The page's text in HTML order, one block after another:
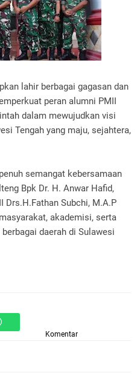
lahir berbagai gagasan dan
peran alumni PMII
dalam mewujudkan visi
Tengah yang maju, sejahtera,
semangat kebersamaan
Bpk Dr. H. Anwar Hafid,
Drs.H.Fathan Subchi, M.A.P
akademisi, serta
daerah di Sulawesi
Komentar